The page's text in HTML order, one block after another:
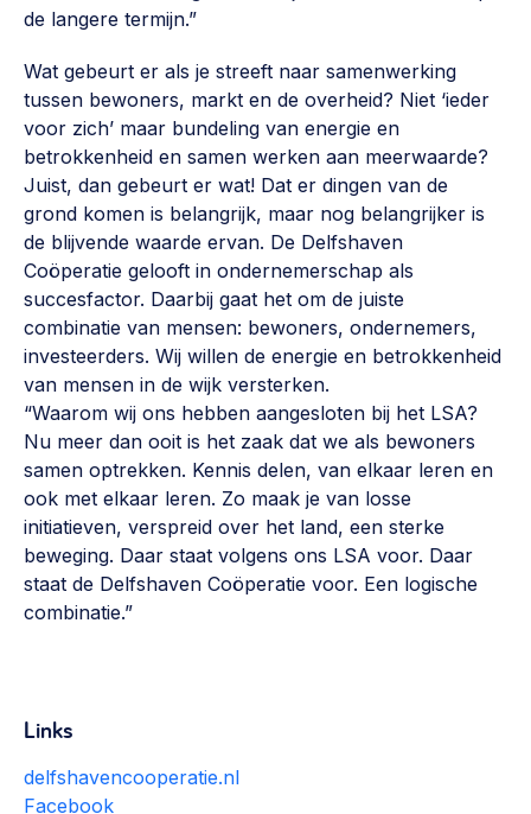
Sociaal ondernemen
Bewonersbedrijf starten, ondernemingsplan maken >
Buurtbewoners verbinden
Community building en ABCD, welkomstcultuur >
Zorgzame gemeenschappen
Betrokken buurten, contact stimuleren, netwerken
uitbreiden >
Wijkaanpak
Werken aan de wijk, ABCD, WijkWijzer >
Weerbare gemeenschappen
Voorbereiden op crisis, noodsteunpunten,
ontmoetingsplekken >
Buurtenergie
Energiecollectieven, buurt vergroenen, SDG >
Meebeslissen
Omgevingswet en gebiedsontwikkeling
invoering omgevingswet, participatie,
Vraag stellen
030 231 7511
info@lsabewoners.nl
de langere termijn.”
Wat gebeurt er als je streeft naar samenwerking
tussen bewoners, markt en de overheid? Niet ‘ieder
voor zich’ maar bundeling van energie en
betrokkenheid en samen werken aan meerwaarde?
Juist, dan gebeurt er wat! Dat er dingen van de
grond komen is belangrijk, maar nog belangrijker is
de blijvende waarde ervan. De Delfshaven
Coöperatie gelooft in ondernemerschap als
succesfactor. Daarbij gaat het om de juiste
combinatie van mensen: bewoners, ondernemers,
investeerders. Wij willen de energie en betrokkenheid
van mensen in de wijk versterken.
“Waarom wij ons hebben aangesloten bij het LSA?
Nu meer dan ooit is het zaak dat we als bewoners
samen optrekken. Kennis delen, van elkaar leren en
ook met elkaar leren. Zo maak je van losse
initiatieven, verspreid over het land, een sterke
beweging. Daar staat volgens ons LSA voor. Daar
staat de Delfshaven Coöperatie voor. Een logische
combinatie.”
Links
delfshavencooperatie.nl
Facebook